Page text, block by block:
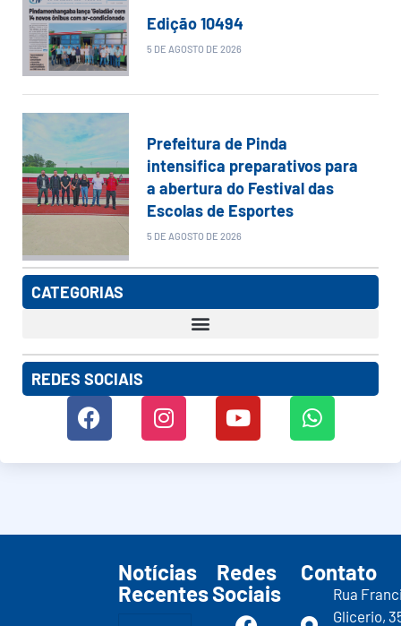
Edição 10494
5 DE AGOSTO DE 2026
Prefeitura de Pinda
intensifica preparativos para
a abertura do Festival das
Escolas de Esportes
5 DE AGOSTO DE 2026
CATEGORIAS
REDES SOCIAIS
Notícias
Recentes
Redes
Sociais
Contato
Rua
Glicerio,